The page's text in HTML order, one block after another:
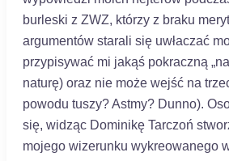
burleski z ZWZ, którzy z braku
argumentów starali się uwłaczać
przypisywać mi jakąś pokraczną
naturę) oraz nie może wejść na
powodu tuszy? Astmy? Dunno).
się, widząc Dominikę Tarczoń
mojego wizerunku wykreowanego